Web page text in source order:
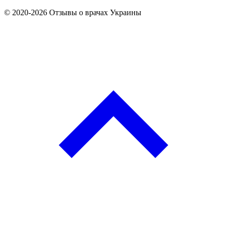
© 2020-2026 Отзывы о врачах Украины